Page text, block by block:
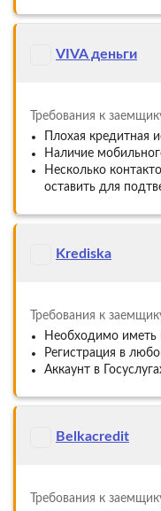
VIVA деньги
Требования к
Плохая кредитная
Наличие
Несколько
оставить для
Krediska
Требования к
Необходимо иметь
Регистрация в
Аккаунт в
Belkacredit
Требования к